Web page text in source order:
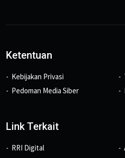
Ketentuan
Kebijakan Privasi
Pedoman Media Siber
Link Terkait
RRI Digital